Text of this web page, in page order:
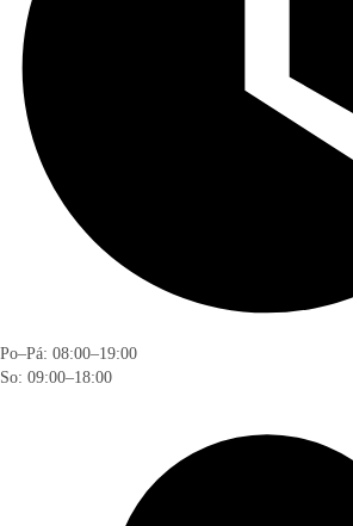
Po–Pá: 08:00–19:00
So: 09:00–18:00